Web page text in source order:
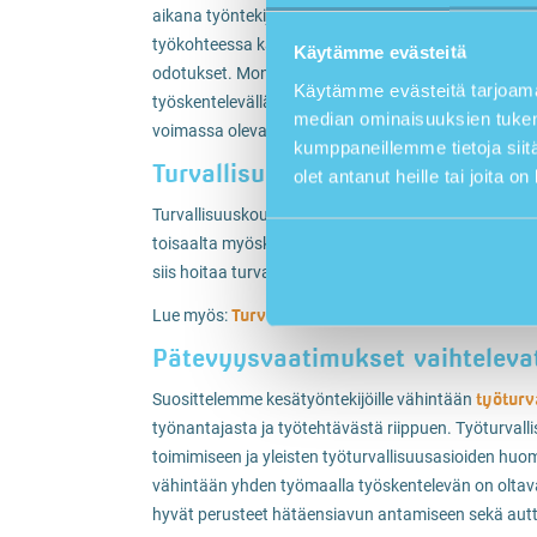
Käytämme evästeitä
Käytämme evästeitä
median ominaisuuksien
kumppaneillemme tietoja
olet antanut heille tai joita
aikana työntekijä oppii tuntemaan
työkohteessa käytössä olevien työvälineiden ja -
odotukset. Moneen työhön tarvitaan myös
työskentelevällä tulityöntekijällä tulee olla riittävä
voimassa olevalla
tulityökortilla.
Turvallisuusosaaminen antaa
Turvallisuuskoulutusten suorittaminen ennakkoon
toisaalta myöskin mahdollistaa sen, että koko
siis hoitaa turvallisuuskoulutukset ennakkoon ja
Lue myös:Turvallisesti kesätöissä – mitä
Pätevyysvaatimukset
Suosittelemme kesätyöntekijöille vähintään
työnantajasta ja työtehtävästä riippuen.
toimimiseen ja yleisten työturvallisuusasioiden
vähintään yhden työmaalla työskentelevän on
hyvät perusteet hätäensiavun antamiseen sekä